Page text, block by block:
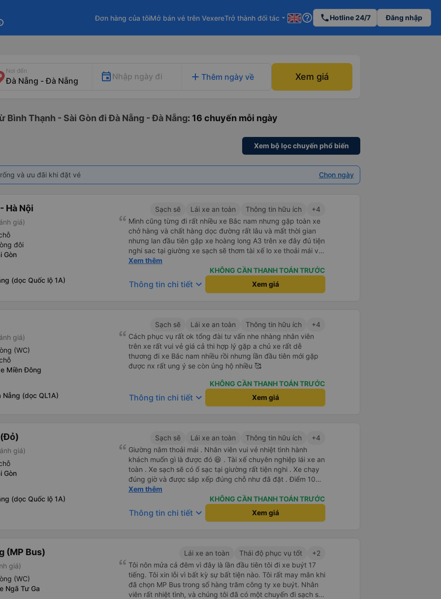
Đơn hàng của tôiMở bán vé trên VexereTrở thành đối tác arrow_drop_down help_outline phoneHotline 24/7 Đăng nhập
Nơi đến
Nhập ngày đi add Thêm ngày về Xem giá
Bình Thạnh - Sài Gòn đi Đà Nẵng - Đà Nẵng: 16 chuyến mỗi ngày
Xem bộ lọc chuyến phổ biến
và ưu đãi khi đặt vé Chọn ngày
Hà Nội
giá)
đôi
Gòn
(dọc Quốc lộ 1A)
Sạch sẽ Lái xe an toàn Thông tin hữu ích
+4
Mình cũng từng đi rất nhiều xe Bắc nam nhưng gặp toàn xe
chở hàng và chất hàng dọc đường rất lâu và mất thời gian
nhưng lan đầu tiên gặp xe hoàng long A3 trên xe đây đủ tiện
nghi sac tại giường xe sạch sẽ thơm tài xế lo xe thoải mái vui
tính sẽ con ung hô nhe
Xem thêm
KHÔNG CẦN THANH TOÁN TRƯỚC
Thông tin chi tiết keyboard_arrow_down Xem giá
giá)
(WC)
Miền Đông
Nẵng (dọc QL1A)
Sạch sẽ Lái xe an toàn Thông tin hữu ích
+4
Cách phục vụ rất ok tổng đài tư vấn nhe nhàng nhân viên
trên xe rất vui vẻ giá cả thi hợp lý gặp a chủ xe rất dễ
thương đi xe Bắc nam nhiều rồi nhưng lần đầu tiên mới gặp
được nx rất ung ý se còn ủng hộ nhiều 🥰
KHÔNG CẦN THANH TOÁN TRƯỚC
Thông tin chi tiết keyboard_arrow_down Xem giá
giá)
Gòn
(dọc Quốc lộ 1A)
Sạch sẽ Lái xe an toàn Thông tin hữu ích
+4
Giường nằm thoải mái . Nhân viên vui vẻ nhiệt tình hành
khách muốn gì là được đó 😆 . Tài xế chuyên nghiệp lái xe an
toàn . Xe sạch sẽ có ổ sạc tại giường rất tiện nghi . Xe chạy
đúng giờ và được sắp xếp đúng chỗ như đã đặt . Điểm 10
cho hoàng long đỏ 👍
Xem thêm
KHÔNG CẦN THANH TOÁN TRƯỚC
Thông tin chi tiết keyboard_arrow_down Xem giá
(MP Bus)
giá)
(WC)
Ngã Tư Ga
Lái xe an toàn Thái độ phục vụ tốt
+2
Tôi nôn mửa cả đêm vì đây là lần đầu tiên tôi đi xe buýt 17
tiếng. Tôi xin lỗi vì bất kỳ sự bất tiện nào. Tôi rất may mắn khi
đã chọn MP Bus trong số hàng trăm công ty xe buýt. Nhân
viên rất nhiệt tình, và chúng tôi đã có một chuyến đi sạch sẽ,